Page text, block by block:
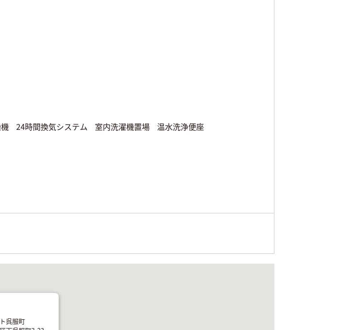
24時間換気システム 室内洗濯機置場
温水洗浄便座
呉服町